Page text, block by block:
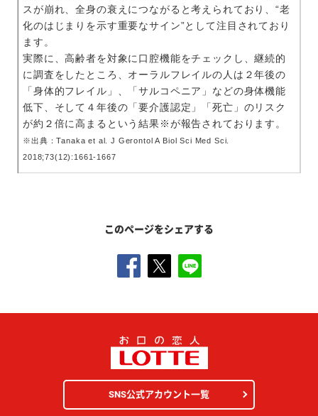
スが崩れ、全身の衰えにつながると考えられており、“老
化のはじまりを示す重要なサイン”として注目されており
ます。
実際に、高齢者を対象に口腔機能をチェックし、継続的
に調査をしたところ、オーラルフレイルの人は２年後の
「身体的フレイル」、「サルコペニア」などの身体機能
低下、そして４年後の「要介護認定」「死亡」のリスク
が約２倍に高まるという結果※が報告されております。
※出典：Tanaka et al. J Gerontol A Biol Sci Med Sci.
2018;73(12):1661-1667
このページをシェアする
SNS公式アカウント一覧